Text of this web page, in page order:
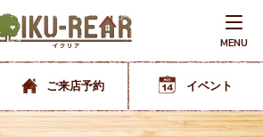
MENU
ご来店予約 イベント